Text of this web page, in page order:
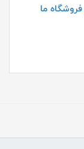
فروشگاه ما